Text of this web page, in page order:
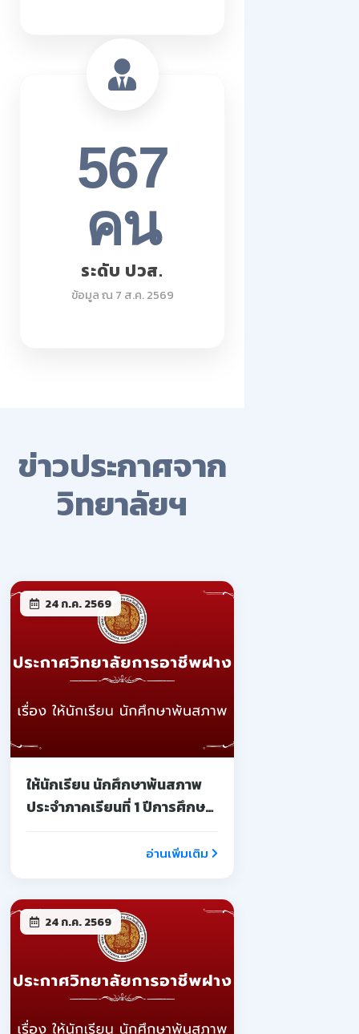
567
คน
ระดับ ปวส.
ข้อมูล ณ 7 ส.ค. 2569
ข่าวประกาศจาก
วิทยาลัยฯ
24 ก.ค. 2569
ให้นักเรียน นักศึกษาพ้นสภาพ
ประจำภาคเรียนที่ 1 ปีการศึกษา
อ่านเพิ่มเติม
24 ก.ค. 2569